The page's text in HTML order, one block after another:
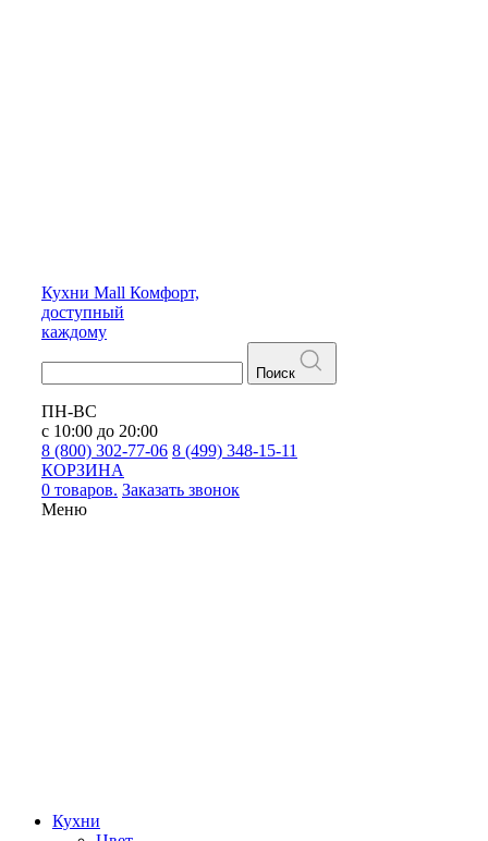
Кухни Mall Комфорт,
доступный
каждому
Поиск
ПН-ВС
с 10:00 до 20:00
8 (800) 302-77-06 8 (499) 348-15-11
КОРЗИНА
0 товаров. Заказать звонок
Меню
Кухни